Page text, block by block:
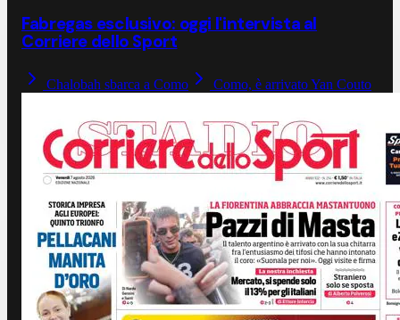
Fabregas esclusivo: oggi l'intervista al
Corriere dello Sport
Chalobah sbarca a Como Como, è arrivato Yan Couto